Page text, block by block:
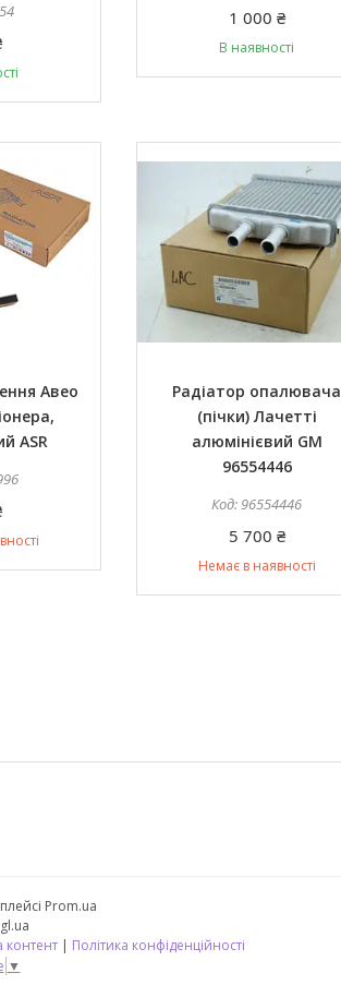
1 000 ₴
В наявності
Авео
ASR
Радіатор опалювача
(пічки) Лачетті
алюмінієвий GM
96554446
96554446
5 700 ₴
Немає в наявності
Prom.ua
контент | Політика конфіденційності
▼